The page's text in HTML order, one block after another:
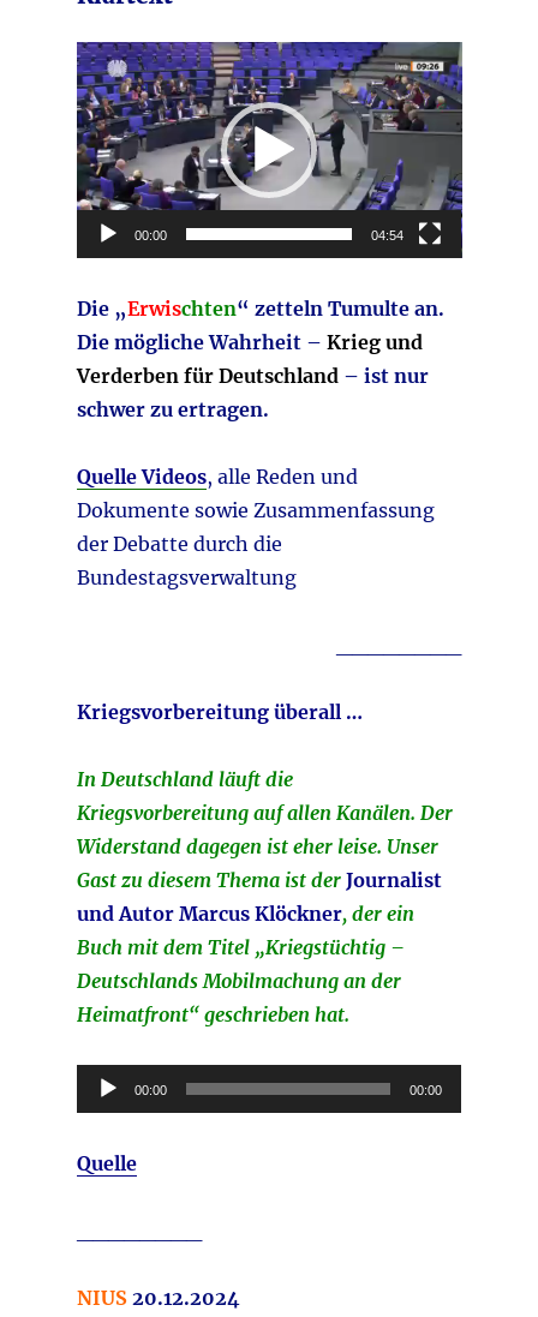
Video-
Player
00:00 04:54
Die „Erwischten“ zetteln Tumulte an.
Die mögliche Wahrheit – Krieg und
Verderben für Deutschland– ist nur
schwer zu ertragen.
Quelle Videos, alle Reden und
Dokumente sowie Zusammenfassung
der Debatte durch die
Bundestagsverwaltung
Kriegsvorbereitung überall …
In Deutschland läuft die
Kriegsvorbereitung auf allen Kanälen. Der
Widerstand dagegen ist eher leise. Unser
Gast zu diesem Thema ist der Journalist
und Autor Marcus Klöckner, der ein
Buch mit dem Titel „Kriegstüchtig –
Deutschlands Mobilmachung an der
Heimatfront“ geschrieben hat.
Audio-
Player
00:00 00:00
Quelle
NIUS20.12.2024